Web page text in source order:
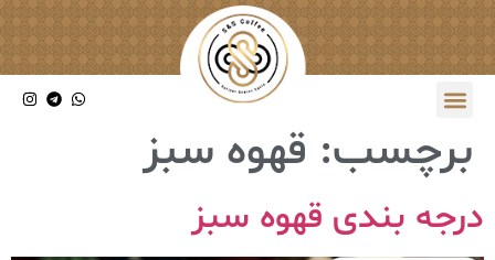
برچسب: قهوه سبز
درجه بندی قهوه سبز